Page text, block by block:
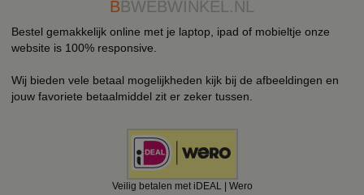
BBWEBWINKEL.NL
Bestel gemakkelijk online met je laptop, ipad of mobieltje onze
website is 100% responsive.
Wij bieden vele betaal mogelijkheden kijk bij de afbeeldingen en
jouw favoriete betaalmiddel zit er zeker tussen.
Veilig betalen met iDEAL | Wero